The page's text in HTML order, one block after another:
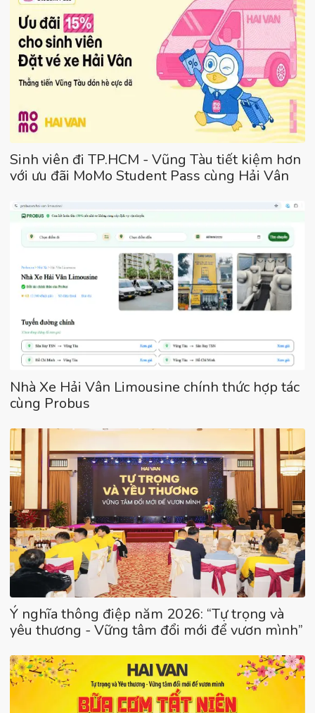
Sinh viên đi TP.HCM - Vũng Tàu tiết kiệm hơn
với ưu đãi MoMo Student Pass cùng Hải Vân
Nhà Xe Hải Vân Limousine chính thức hợp tác
cùng Probus
Ý nghĩa thông điệp năm 2026: “Tự trọng và
yêu thương - Vững tâm đổi mới để vươn mình”